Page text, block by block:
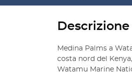
Descrizione
Medina Palms a
costa nord del
Watamu Marine